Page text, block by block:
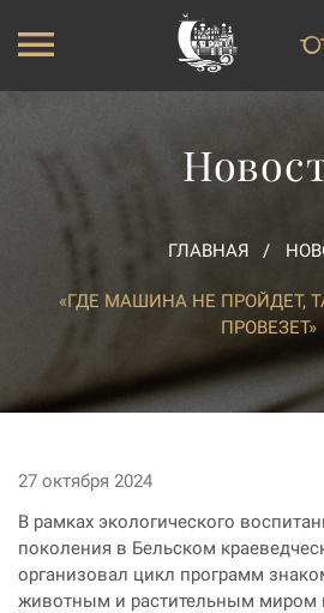
ГЛАВНАЯ
«ГДЕ МАШИНА НЕ ПРОЙДЕТ,
ПРОВЕЗЕТ»
27 октября 2024
В рамках экологического
поколения в Бельском
организовал цикл программ
животным и растительным миром